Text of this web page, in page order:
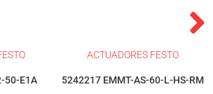
50-E1A
ACTUADORES FESTO
5242217 EMMT-AS-60-L-HS-RM